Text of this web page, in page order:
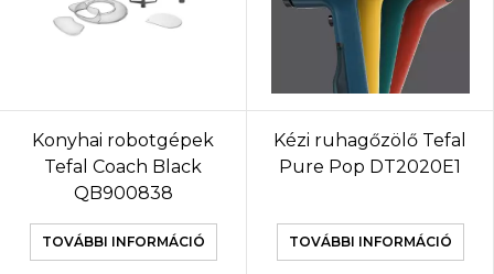
Konyhai robotgépek
Tefal Coach Black
QB900838
TOVÁBBI INFORMÁCIÓ
Kézi ruhagőzölő Tefal
Pure Pop DT2020E1
TOVÁBBI INFORMÁCIÓ